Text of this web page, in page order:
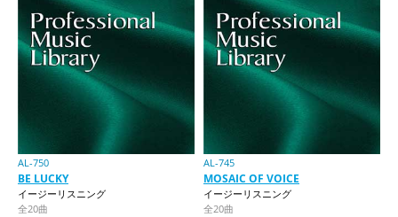
AL-750
BE LUCKY
イージーリスニング
全20曲
AL-745
MOSAIC OF VOICE
イージーリスニング
全20曲